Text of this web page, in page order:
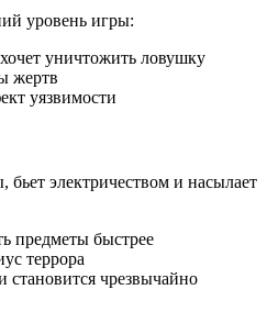
уровень игры:
хочет уничтожить ловушку
жертв
уязвимости
электричеством и насылает
предметы быстрее
террора
становится чрезвычайно